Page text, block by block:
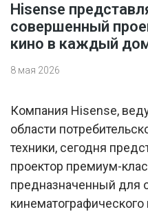
Hisense
совершенный
кино в каждый
8 мая 2026
Компания Hisense,
области
техники, сегодня
проектор премиум-
предназначенный для